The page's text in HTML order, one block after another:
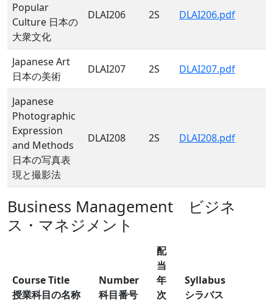
Popular
Culture 日本の
大衆文化
DLAI206 2S DLAI206.pdf
Japanese Art
日本の美術
DLAI207 2S DLAI207.pdf
Japanese
Photographic
Expression
and Methods
日本の写真表
現と撮影法
DLAI208 2S DLAI208.pdf
Business Management ビジネ
ス・マネジメント
Course Title
授業科目の名称
Number
科目番号
配
当
年
次
Syllabus
シラバス